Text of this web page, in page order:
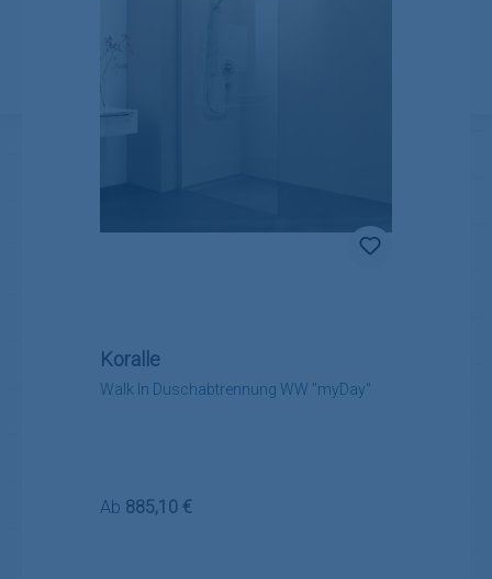
Walk In Duschabtrennung WW "myDay"
Koralle
Regulärer Preis:
Ab 885,10 €